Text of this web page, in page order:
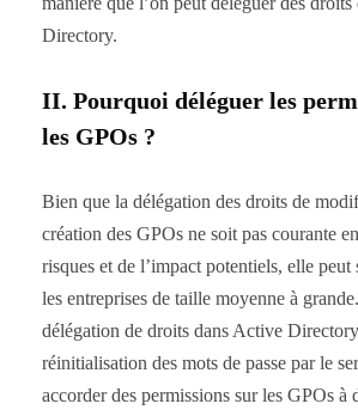
Directory.
II. Pourquoi déléguer les
les GPOs ?
Bien que la délégation des droits de
création des GPOs ne soit pas courante
risques et de l’impact potentiels, elle peut
les entreprises de taille moyenne à
délégation de droits dans Active
réinitialisation des mots de passe par le
accorder des permissions sur les GPOs à